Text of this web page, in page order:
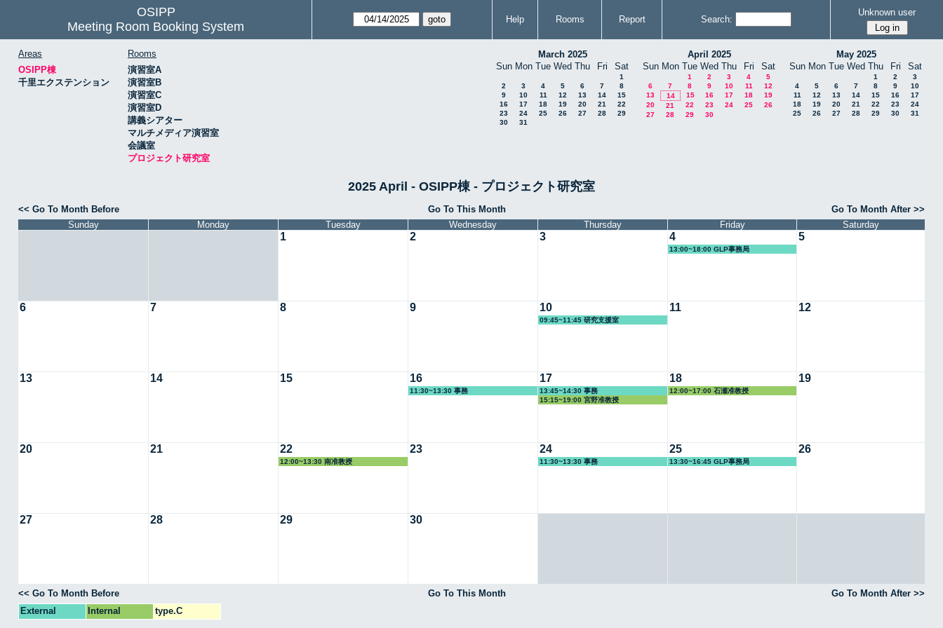
OSIPP
Meeting Room Booking System
Help Rooms Report Search:
Unknown user
Areas
OSIPP棟
千里エクステンション
Rooms
演習室A
演習室B
演習室C
演習室D
講義シアター
マルチメディア演習室
会議室
プロジェクト研究室
March 2025
Sun Mon Tue Wed Thu Fri Sat
1
2
3 4 5 6 7
8
9
10 11 12 13 14
15
16
17 18 19 20 21
22
23
24 25 26 27 28
29
30
31
April 2025
Sun Mon Tue Wed Thu Fri Sat
1 2 3 4
5
6
7 8 9 10 11
12
13
14 15 16 17 18
19
20
21 22 23 24 25
26
27
28 29 30
May 2025
Sun Mon Tue Wed Thu Fri Sat
1 2
3
4
5 6 7 8 9
10
11
12 13 14 15 16
17
18
19 20 21 22 23
24
25
26 27 28 29 30 31
2025 April - OSIPP棟 - プロジェクト研究室
<< Go To Month Before Go To This Month
Go To Month After >>
Sunday
Monday Tuesday Wednesday Thursday Friday Saturday
1 2 3 4
13:00~18:00 GLP事務局
5
6 7 8 9 10
09:45~11:45 研究支援室
11 12
13 14 15 16
11:30~13:30 事務
17
13:45~14:30 事務
15:15~19:00 宮野准教授
18
12:00~17:00 石瀬准教授
19
20 21 22
12:00~13:30 南准教授
23 24
11:30~13:30 事務
25
13:30~16:45 GLP事務局
26
27 28 29 30
<< Go To Month Before Go To This Month
Go To Month After >>
External
Internal type.C